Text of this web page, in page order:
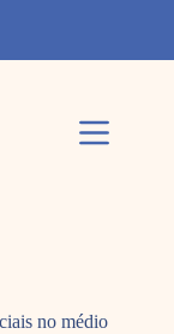
no médio